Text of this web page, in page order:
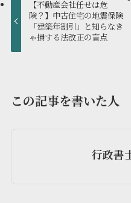
【不動産会社任せは危
険？】中古住宅の地震保険
「建築年割引」と知らなき
ゃ損する法改正の盲点
この記事を書いた人
行政書